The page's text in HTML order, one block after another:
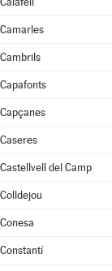
Camarles
Cambrils
Capafonts
Capçanes
Caseres
Castellvell del Camp
Colldejou
Conesa
Constantí